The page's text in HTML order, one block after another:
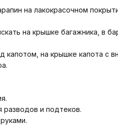
на лакокрасочном
на крышке багажника, в
на крышке капота с
разводов и подтеков.